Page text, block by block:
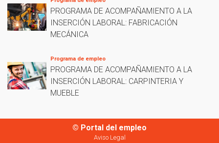
PROGRAMA DE ACOMPAÑAMIENTO A LA
INSERCIÓN LABORAL: FABRICACIÓN
MECÁNICA
Programa de empleo
PROGRAMA DE ACOMPAÑAMIENTO A LA
INSERCIÓN LABORAL: CARPINTERIA Y
MUEBLE
© Portal del empleo
Aviso Legal